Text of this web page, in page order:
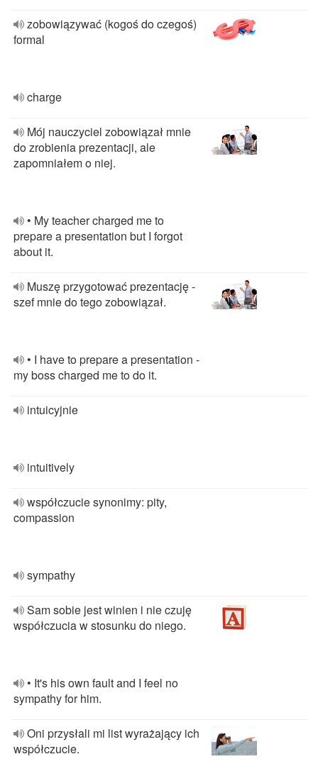
zobowiązywać (kogoś do czegoś)
formal
charge
Mój nauczyciel zobowiązał mnie
do zrobienia prezentacji, ale
zapomniałem o niej.
• My teacher charged me to
prepare a presentation but I forgot
about it.
Muszę przygotować prezentację -
szef mnie do tego zobowiązał.
• I have to prepare a presentation -
my boss charged me to do it.
intuicyjnie
intuitively
współczucie synonimy: pity,
compassion
sympathy
Sam sobie jest winien i nie czuję
współczucia w stosunku do niego.
• It's his own fault and I feel no
sympathy for him.
Oni przysłali mi list wyrażający ich
współczucie.